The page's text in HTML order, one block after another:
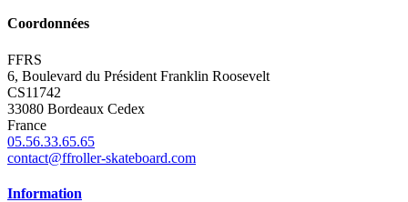
Coordonnées
FFRS
6, Boulevard du Président Franklin Roosevelt
CS11742
33080 Bordeaux Cedex
France
05.56.33.65.65
contact@ffroller-skateboard.com
Information